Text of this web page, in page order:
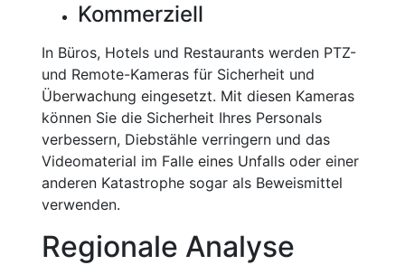
Kommerziell
In Büros, Hotels und Restaurants werden PTZ-
und Remote-Kameras für Sicherheit und
Überwachung eingesetzt. Mit diesen Kameras
können Sie die Sicherheit Ihres Personals
verbessern, Diebstähle verringern und das
Videomaterial im Falle eines Unfalls oder einer
anderen Katastrophe sogar als Beweismittel
verwenden.
Regionale Analyse